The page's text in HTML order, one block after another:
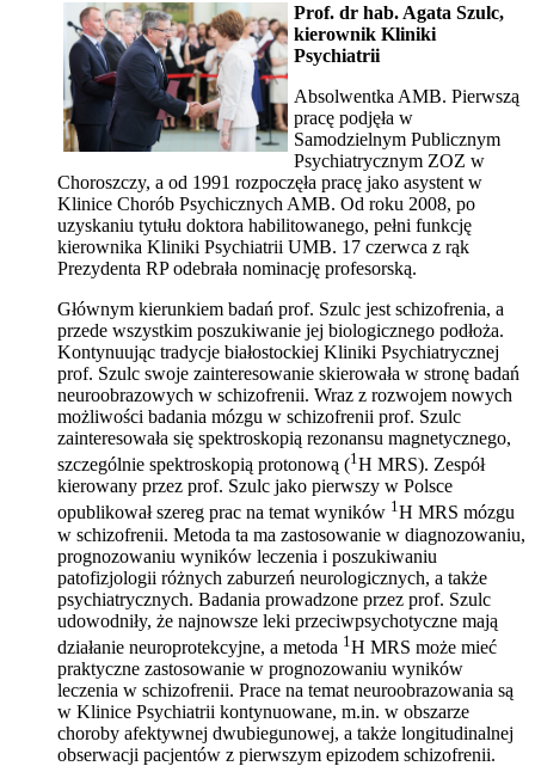
Prof. dr hab. Agata Szulc,
kierownik Kliniki
Psychiatrii
Absolwentka AMB. Pierwszą
pracę podjęła w
Samodzielnym Publicznym
Psychiatrycznym ZOZ w
Choroszczy, a od 1991 rozpoczęła pracę jako asystent w
Klinice Chorób Psychicznych AMB. Od roku 2008, po
uzyskaniu tytułu doktora habilitowanego, pełni funkcję
kierownika Kliniki Psychiatrii UMB. 17 czerwca z rąk
Prezydenta RP odebrała nominację profesorską.
Głównym kierunkiem badań prof. Szulc jest schizofrenia, a
przede wszystkim poszukiwanie jej biologicznego podłoża.
Kontynuując tradycje białostockiej Kliniki Psychiatrycznej
prof. Szulc swoje zainteresowanie skierowała w stronę badań
neuroobrazowych w schizofrenii. Wraz z rozwojem nowych
możliwości badania mózgu w schizofrenii prof. Szulc
zainteresowała się spektroskopią rezonansu magnetycznego,
szczególnie spektroskopią protonową (1 H MRS). Zespół
kierowany przez prof. Szulc jako pierwszy w Polsce
opublikował szereg prac na temat wyników 1H MRS mózgu
w schizofrenii. Metoda ta ma zastosowanie w diagnozowaniu,
prognozowaniu wyników leczenia i poszukiwaniu
patofizjologii różnych zaburzeń neurologicznych, a także
psychiatrycznych. Badania prowadzone przez prof. Szulc
udowodniły, że najnowsze leki przeciwpsychotyczne mają
działanie neuroprotekcyjne, a metoda 1 H MRS może mieć
praktyczne zastosowanie w prognozowaniu wyników
leczenia w schizofrenii. Prace na temat neuroobrazowania są
w Klinice Psychiatrii kontynuowane, m.in. w obszarze
choroby afektywnej dwubiegunowej, a także longitudinalnej
obserwacji pacjentów z pierwszym epizodem schizofrenii.